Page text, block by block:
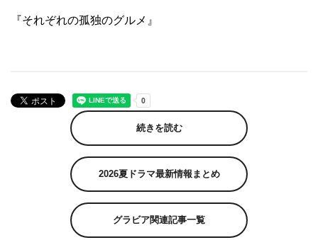
『それぞれの孤独のグルメ』
続きを読む
2026夏ドラマ最新情報まとめ
グラビア関連記事一覧